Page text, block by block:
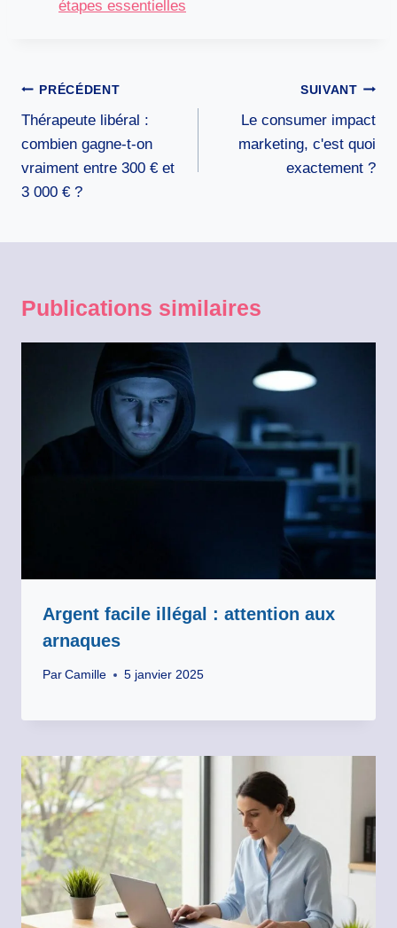
étapes essentielles
Navigation
de
l’article
PRÉCÉDENT
Thérapeute libéral :
combien gagne-t-on
vraiment entre 300 € et
3 000 € ?
SUIVANT
Le consumer impact
marketing, c'est quoi
exactement ?
Publications similaires
Argent facile illégal : attention aux
arnaques
Par Camille 5 janvier 2025